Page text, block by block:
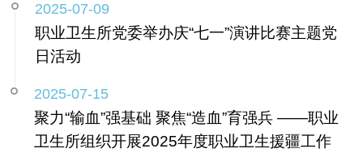
2025-07-09
职业卫生所党委举办庆“七一”演讲比赛主题党
日活动
2025-07-15
聚力“输血”强基础 聚焦“造血”育强兵 ——职业
卫生所组织开展2025年度职业卫生援疆工作